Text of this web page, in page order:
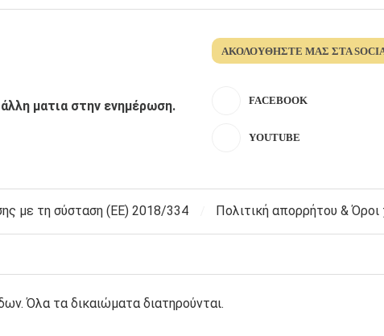
ματια στην ενημέρωση.
ΑΚΟΛΟΥΘΉΣΤΕ ΜΑΣ ΣΤΑ
FACEBOOK
YOUTUBE
με τη σύσταση (ΕΕ) 2018/334 Πολιτική απορρήτου & Όροι
Όλα τα δικαιώματα διατηρούνται.